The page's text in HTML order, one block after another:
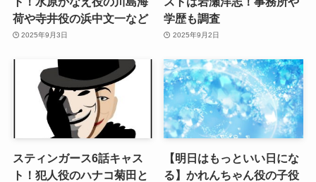
荷や寺井役の浜中文一など
2025年9月3日
学歴も調査
2025年9月2日
スティンガース6話キャス
ト！犯人役のハナコ菊田と
【明日はもっといい日にな
る】かれんちゃん役の子役